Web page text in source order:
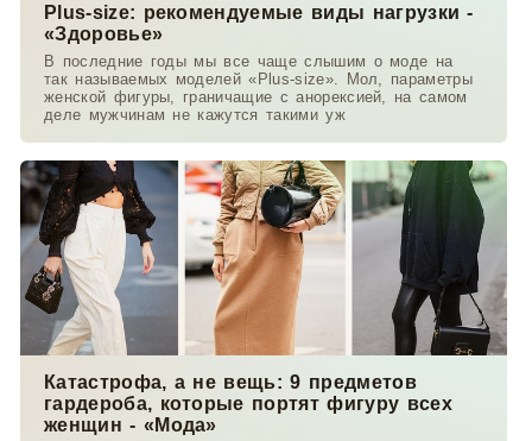
Plus-size: рекомендуемые виды нагрузки -
«Здоровье»
В последние годы мы все чаще слышим о моде на
так называемых моделей «Plus-size». Мол, параметры
женской фигуры, граничащие с анорексией, на самом
деле мужчинам не кажутся такими уж
Катастрофа, а не вещь: 9 предметов
гардероба, которые портят фигуру всех
женщин - «Мода»